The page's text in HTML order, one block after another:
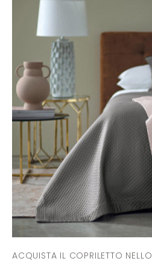
ACQUISTA IL COPRILETTO